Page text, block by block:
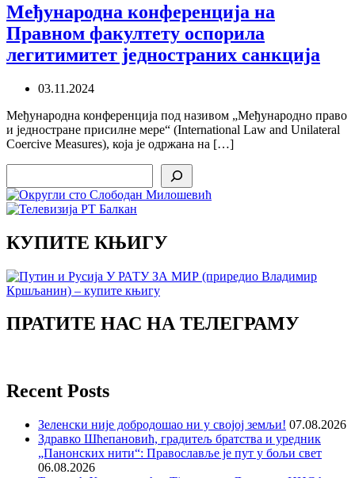
Међународна конференција на
Правном факултету оспорила
легитимитет једностраних санкција
03.11.2024
Међународна конференција под називом „Међународно право
и једностране присилне мере“ (International Law and Unilateral
Coercive Measures), која је одржана на […]
КУПИТЕ КЊИГУ
ПРАТИТЕ НАС НА ТЕЛЕГРАМУ
Recent Posts
Зеленски није добродошао ни у својој земљи! 07.08.2026
Здравко Шћепановић, градитељ братства и уредник
„Панонских нити“: Православље је пут у бољи свет
06.08.2026